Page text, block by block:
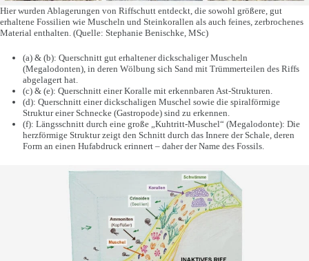
Hier wurden Ablagerungen von Riffschutt entdeckt, die sowohl größere, gut
erhaltene Fossilien wie Muscheln und Steinkorallen als auch feines, zerbrochenes
Material enthalten. (Quelle: Stephanie Benischke, MSc)
(a) & (b): Querschnitt gut erhaltener dickschaliger Muscheln
(Megalodonten), in deren Wölbung sich Sand mit Trümmerteilen des Riffs
abgelagert hat.
(c) & (e): Querschnitt einer Koralle mit erkennbaren Ast-Strukturen.
(d): Querschnitt einer dickschaligen Muschel sowie die spiralförmige
Struktur einer Schnecke (Gastropode) sind zu erkennen.
(f): Längsschnitt durch eine große „Kuhtritt-Muschel“ (Megalodonte): Die
herzförmige Struktur zeigt den Schnitt durch das Innere der Schale, deren
Form an einen Hufabdruck erinnert – daher der Name des Fossils.